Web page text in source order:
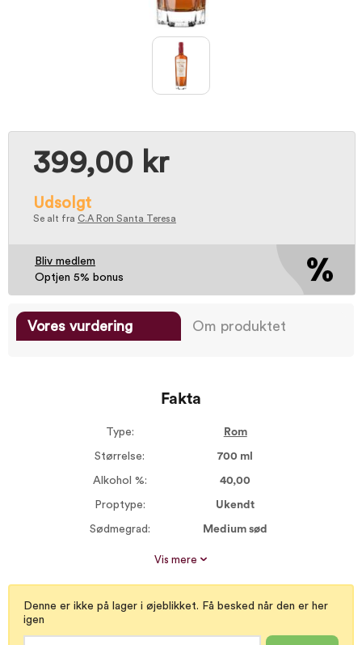
399,00 kr
Udsolgt
Se alt fra C.A Ron Santa Teresa
Bliv medlem
Optjen 5% bonus
Vores vurdering Om produktet
Fakta
Type: Rom
Størrelse: 700 ml
Alkohol %: 40,00
Proptype: Ukendt
Sødmegrad: Medium sød
Vis mere
Denne er ikke på lager i øjeblikket. Få besked når den er her
igen